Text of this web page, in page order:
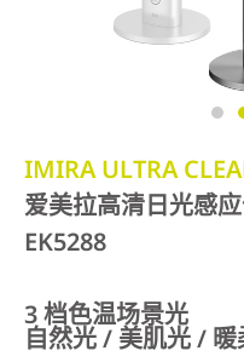
IMIRA ULTRA
爱美拉高清日光感
EK5288
3 档色温场景光
自然光 / 美肌光 / 暖